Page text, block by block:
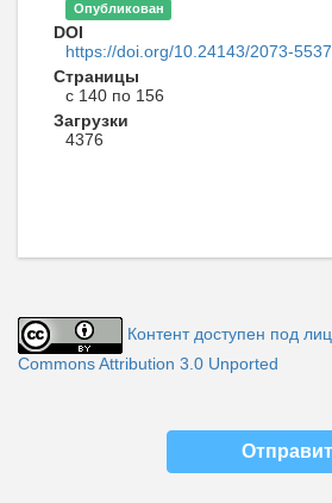
Опубликован
DOI
https://doi.org/10.24143/2073-
Страницы
с 140 по 156
Загрузки
4376
Контент доступен под
Commons Attribution 3.0 Unported